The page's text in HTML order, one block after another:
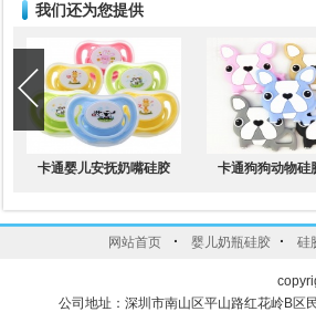
我们还为您提供
卡通婴儿安抚奶嘴硅胶 卡通狗狗动物硅
网站首页 · 婴儿奶瓶硅胶 · 硅
公司地址：深圳市南山区平山路红花岭B区